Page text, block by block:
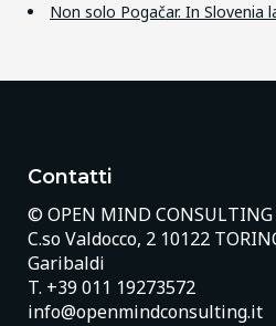
Non solo Pogačar. In Slovenia
Contatti
© OPEN MIND CONSULTING
C.so Valdocco, 2 10122
Garibaldi
T. +39 011 19273572
info@openmindconsulting.it